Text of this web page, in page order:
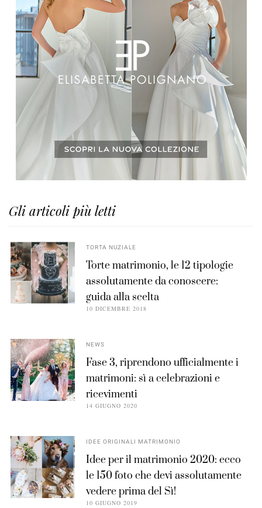
Gli articoli più letti
TORTA NUZIALE
Torte matrimonio, le 12 tipologie
assolutamente da conoscere:
guida alla scelta
10 DICEMBRE 2018
NEWS
Fase 3, riprendono ufficialmente i
matrimoni: sì a celebrazioni e
ricevimenti
14 GIUGNO 2020
IDEE ORIGINALI MATRIMONIO
Idee per il matrimonio 2020: ecco
le 150 foto che devi assolutamente
vedere prima del Sì!
10 GIUGNO 2019